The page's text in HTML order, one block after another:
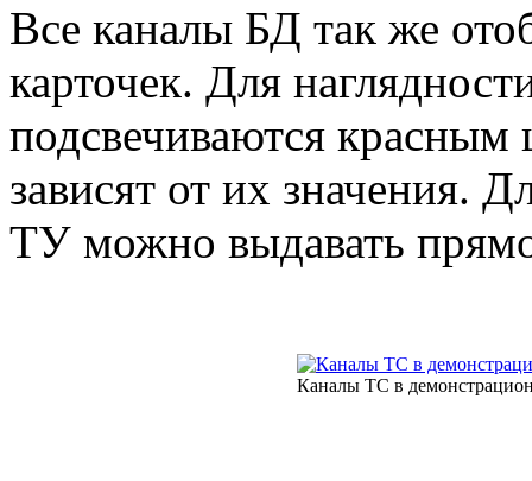
Все каналы БД так же
карточек. Для
подсвечиваются красным
зависят от их значения.
ТУ можно выдавать
Каналы ТС в